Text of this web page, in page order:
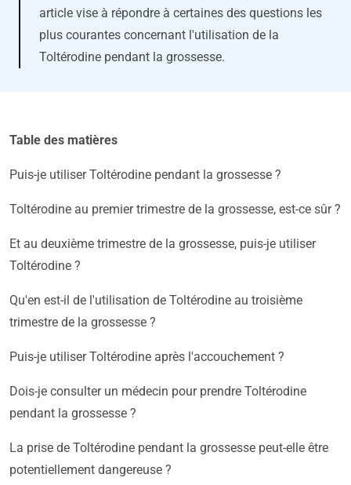
article vise à répondre à certaines des questions les
plus courantes concernant l'utilisation de la
Toltérodine pendant la grossesse.
Table des matières
Puis-je utiliser Toltérodine pendant la grossesse ?
Toltérodine au premier trimestre de la grossesse, est-ce sûr ?
Et au deuxième trimestre de la grossesse, puis-je utiliser
Toltérodine ?
Qu'en est-il de l'utilisation de Toltérodine au troisième
trimestre de la grossesse ?
Puis-je utiliser Toltérodine après l'accouchement ?
Dois-je consulter un médecin pour prendre Toltérodine
pendant la grossesse ?
La prise de Toltérodine pendant la grossesse peut-elle être
potentiellement dangereuse ?